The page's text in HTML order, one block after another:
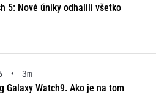
5: Nové úniky odhalili všetko
•
3m
Galaxy Watch9. Ako je na tom